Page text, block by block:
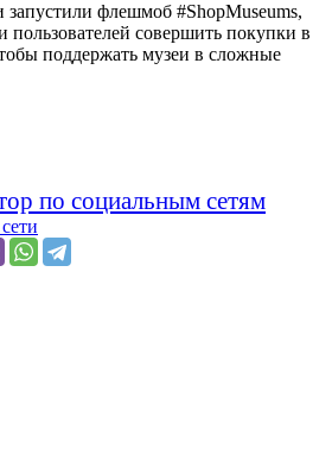
флешмоб #ShopMuseums,
пользователей совершить покупки в
поддержать музеи в сложные
по социальным сетям